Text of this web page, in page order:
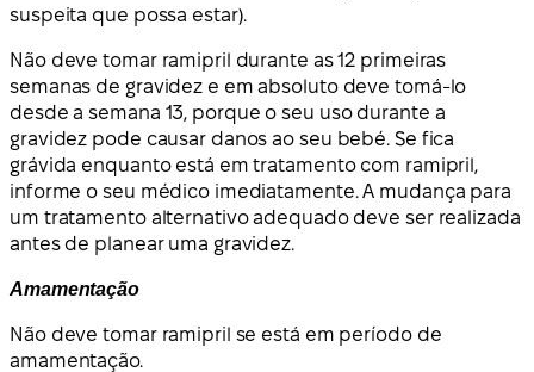
suspeita que possa estar).
Não deve tomar ramipril durante as 12 primeiras
semanas de gravidez e em absoluto deve tomá-lo
desde a semana 13, porque o seu uso durante a
gravidez pode causar danos ao seu bebé. Se fica
grávida enquanto está em tratamento com ramipril,
informe o seu médico imediatamente. A mudança para
um tratamento alternativo adequado deve ser realizada
antes de planear uma gravidez.
Amamentação
Não deve tomar ramipril se está em período de
amamentação.